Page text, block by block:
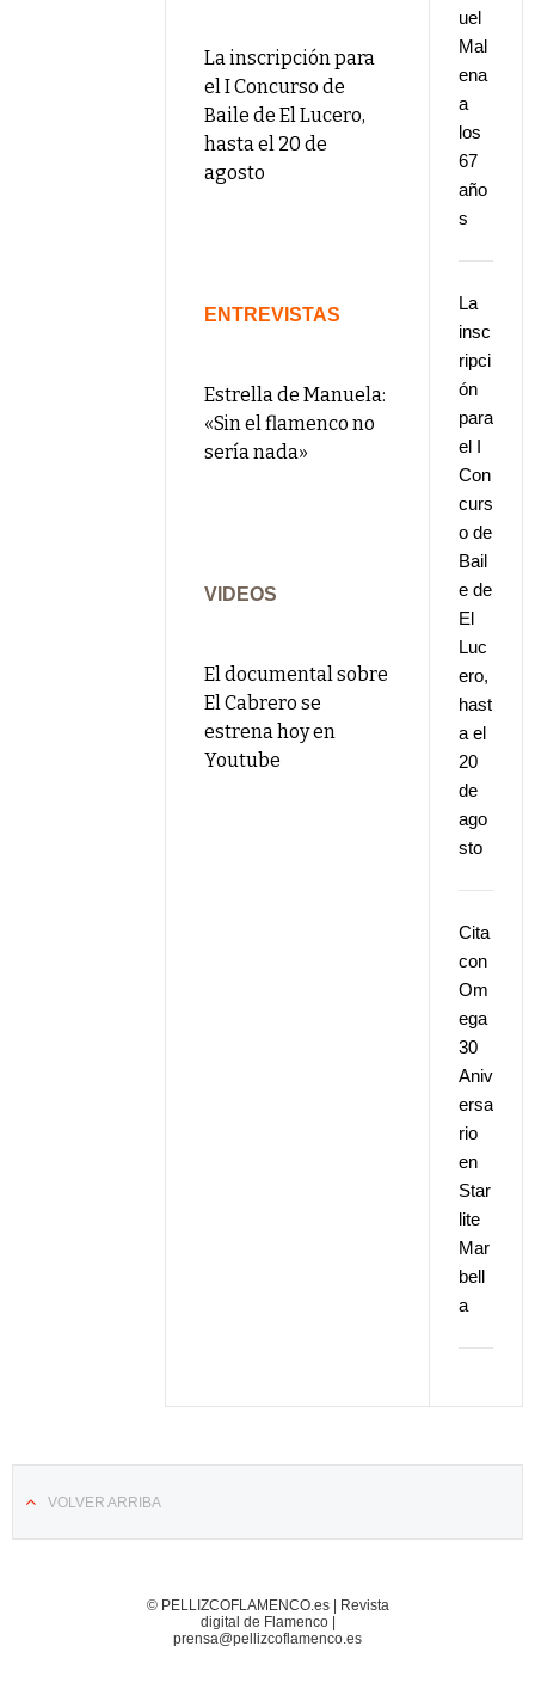
La inscripción para
el I Concurso de
Baile de El Lucero,
hasta el 20 de
agosto
ENTREVISTAS
Estrella de Manuela:
«Sin el flamenco no
sería nada»
VIDEOS
El documental sobre
El Cabrero se
estrena hoy en
Youtube
uel
Mal
ena
a
los
67
año
s
La
insc
ripci
ón
para
el I
Con
curs
o de
Bail
e de
El
Luc
ero,
hast
a el
20
de
ago
sto
Cita
con
Om
ega
30
Aniv
ersa
rio
en
Star
lite
Mar
bell
a
VOLVER ARRIBA
© PELLIZCOFLAMENCO.es | Revista
digital de Flamenco |
prensa@pellizcoflamenco.es